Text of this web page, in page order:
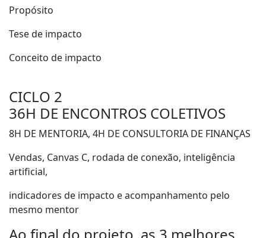
Propósito
Tese de impacto
Conceito de impacto
fa-
puzzle-
CICLO 2
36H DE ENCONTROS COLETIVOS
8H DE MENTORIA, 4H DE CONSULTORIA DE FINANÇAS
Vendas, Canvas C, rodada de conexão, inteligência
artificial,
indicadores de impacto e acompanhamento pelo
mesmo mentor
Ao final do projeto, as 3 melhores